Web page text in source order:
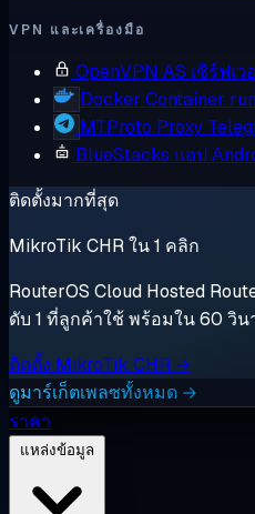
VPN และเครื่องมือ
OpenVPN AS เซิร์ฟเว
Docker Container
MTProto Proxy
BlueStacks แอป
ติดตั้งมากที่สุด
MikroTik CHR ใน 1 คลิก
RouterOS Cloud Hosted
ดับ 1 ที่ลูกค้าใช้ พร้อมใน 60 วิน
ติดตั้ง MikroTik CHR →
ดูมาร์เก็ตเพลซทั้งหมด →
ราคา